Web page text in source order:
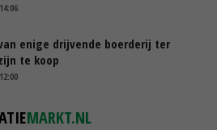
enige drijvende boerderij ter
te koop
MARKT.NL